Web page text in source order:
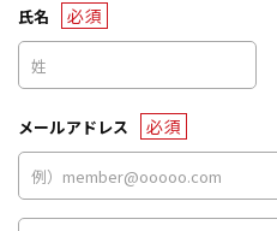
氏名 必須
メールアドレス 必須